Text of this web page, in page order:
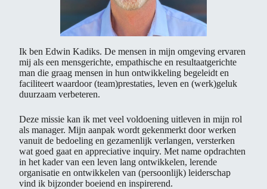
Ik ben Edwin Kadiks. De mensen in mijn omgeving ervaren
mij als een mensgerichte, empathische en resultaatgerichte
man die graag mensen in hun ontwikkeling begeleidt en
faciliteert waardoor (team)prestaties, leven en (werk)geluk
duurzaam verbeteren.
Deze missie kan ik met veel voldoening uitleven in mijn rol
als manager. Mijn aanpak wordt gekenmerkt door werken
vanuit de bedoeling en gezamenlijk verlangen, versterken
wat goed gaat en appreciative inquiry. Met name opdrachten
in het kader van een leven lang ontwikkelen, lerende
organisatie en ontwikkelen van (persoonlijk) leiderschap
vind ik bijzonder boeiend en inspirerend.